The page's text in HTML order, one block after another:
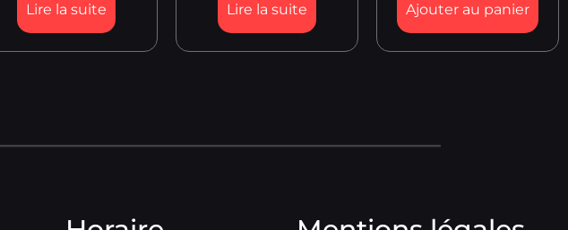
Lire la suite Lire la suite Ajouter au panier